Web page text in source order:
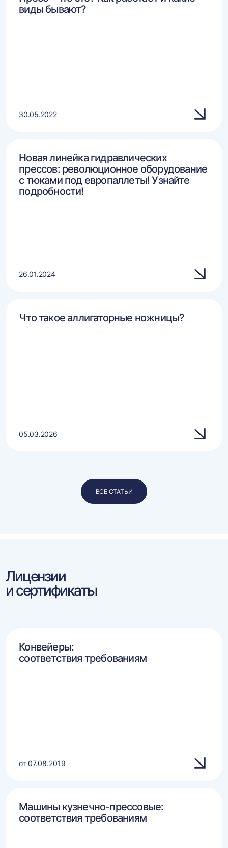
виды бывают?
30.05.2022
Новая линейка гидравлических
прессов: революционное оборудование
с тюками под европаллеты! Узнайте
подробности!
26.01.2024
Что такое аллигаторные ножницы?
05.03.2026
ВСЕ СТАТЬИ
Лицензии
и сертификаты
Конвейеры:
соответствия требованиям
от 07.08.2019
Машины кузнечно-прессовые:
соответствия требованиям